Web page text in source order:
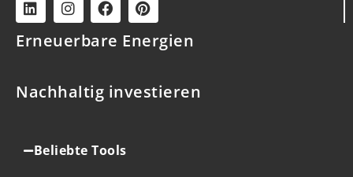
Erneuerbare Energien
Nachhaltig investieren
Beliebte Tools